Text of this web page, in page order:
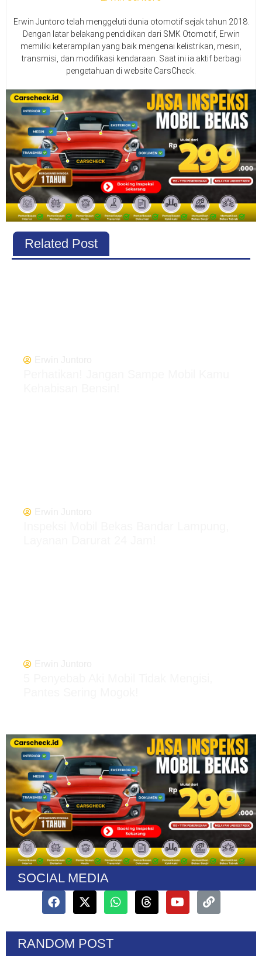
Erwin Juntoro telah menggeluti dunia otomotif sejak tahun 2018.
Dengan latar belakang pendidikan dari SMK Otomotif, Erwin
memiliki keterampilan yang baik mengenai kelistrikan, mesin,
transmisi, dan modifikasi kendaraan. Saat ini ia aktif berbagi
pengetahuan di website CarsCheck.
Related Post
SOCIAL MEDIA
RANDOM POST